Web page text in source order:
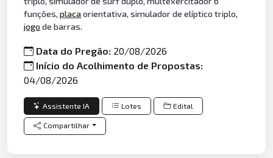
funções,placaorientativa, simulador de elíptico triplo,
jogode barras.
Data do Pregão: 20/08/2026
Início do Acolhimento de Propostas:
04/08/2026
Assistente IA Lotes Edital
Compartilhar